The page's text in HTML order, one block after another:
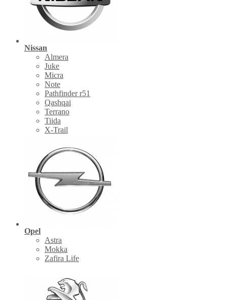
Nissan
Almera
Juke
Micra
Note
Pathfinder r51
Qashqai
Terrano
Tiida
X-Trail
Opel
Astra
Mokka
Zafira Life